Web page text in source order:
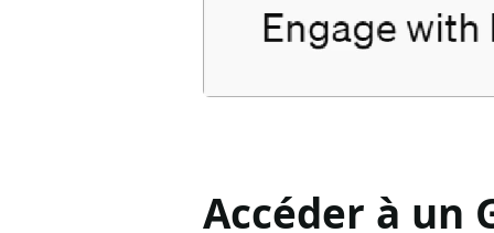
Accéder à un